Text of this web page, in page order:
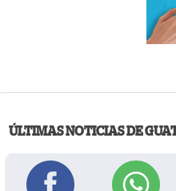
ÚLTIMAS NOTICIAS DE